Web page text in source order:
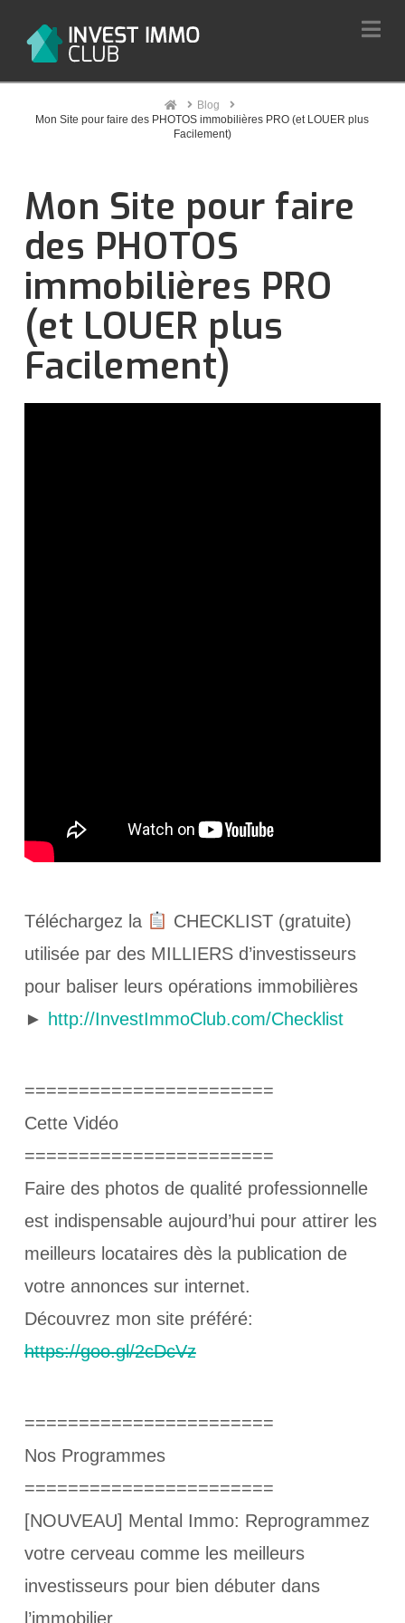
HomeBlog
Mon Site pour faire des PHOTOS immobilières PRO (et LOUER plus
Facilement)
Mon Site pour faire
des PHOTOS
immobilières PRO
(et LOUER plus
Facilement)
Téléchargez la
CHECKLIST (gratuite)
utilisée par des MILLIERS d’investisseurs
pour baliser leurs opérations immobilières
► http://InvestImmoClub.com/Checklist
=======================
Cette Vidéo
=======================
Faire des photos de qualité professionnelle
est indispensable aujourd’hui pour attirer les
meilleurs locataires dès la publication de
votre annonces sur internet.
Découvrez mon site préféré:
https://goo.gl/2cDcVz
=======================
Nos Programmes
=======================
[NOUVEAU] Mental Immo: Reprogrammez
votre cerveau comme les meilleurs
investisseurs pour bien débuter dans
l’immobilier